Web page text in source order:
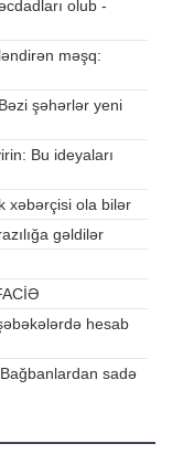
olub -
məşq:
şəhərlər yeni
Bu ideyaları
xəbərçisi ola bilər
gəldilər
hesab
sadə